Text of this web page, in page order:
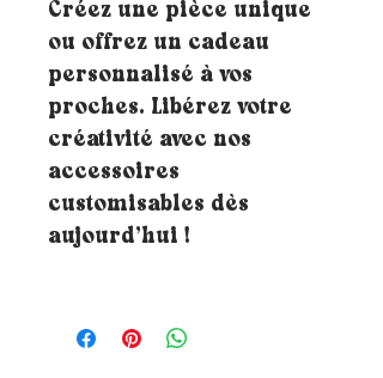
Créez une pièce unique
ou offrez un cadeau
personnalisé à vos
proches. Libérez votre
créativité avec nos
accessoires
customisables dès
aujourd’hui !